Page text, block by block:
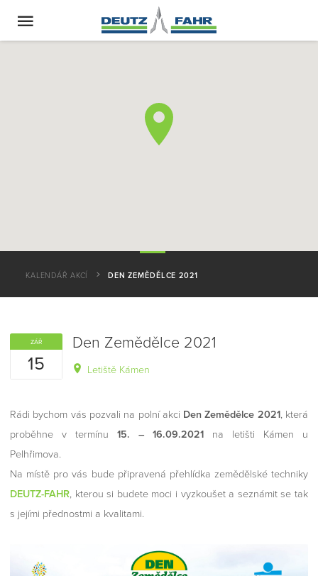
KALENDÁŘ AKCÍ DEN ZEMĚDĚLCE 2021
ZÁŘ
15
Den Zemědělce 2021
Letiště Kámen
Rádi bychom vás pozvali na polní akci Den Zemědělce 2021, která
proběhne v termínu 15. – 16.09.2021 na letišti Kámen u
Pelhřimova.
Na místě pro vás bude připravená přehlídka zemědělské techniky
DEUTZ-FAHR, kterou si budete moci i vyzkoušet a seznámit se tak
s jejími přednostmi a kvalitami.